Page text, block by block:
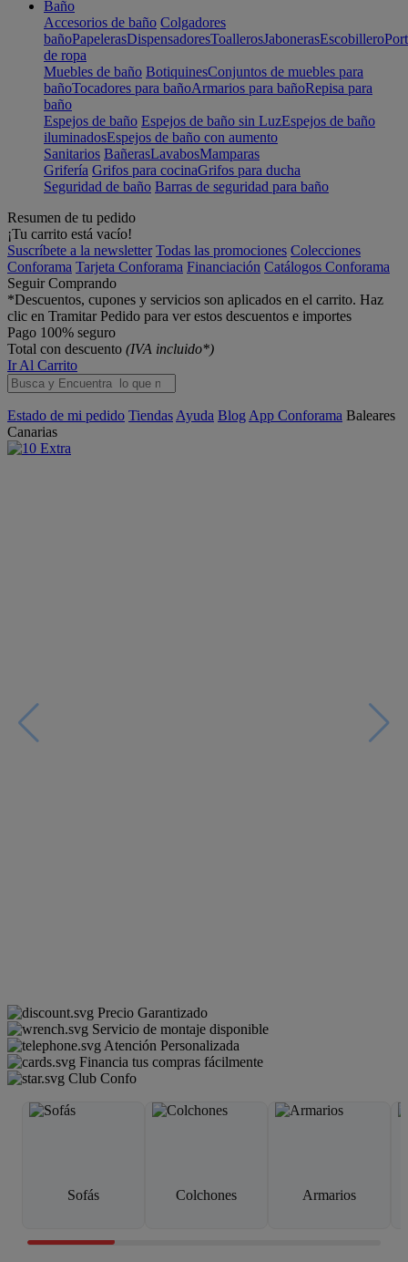
Baño
Accesorios de baño Colgadores
bañoPapelerasDispensadoresToallerosJabonerasEscobillero
de ropa
Muebles de baño BotiquinesConjuntos de muebles para
bañoTocadores para bañoArmarios para bañoRepisa para
baño
Espejos de baño Espejos de baño sin LuzEspejos de baño
iluminadosEspejos de baño con aumento
Sanitarios BañerasLavabosMamparas
Grifería Grifos para cocinaGrifos para ducha
Seguridad de baño Barras de seguridad para baño
Resumen de tu pedido
¡Tu carrito está vacío!
Suscríbete a la newsletter Todas las promociones Colecciones
Conforama Tarjeta Conforama Financiación Catálogos Conforama
Seguir Comprando
*Descuentos, cupones y servicios son aplicados en el carrito. Haz
clic en Tramitar Pedido para ver estos descuentos e importes
Pago 100% seguro
Total con descuento (IVA incluido*)
Ir Al Carrito
Estado de mi pedido Tiendas Ayuda Blog App Conforama Baleares
Canarias
Precio Garantizado
Servicio de montaje disponible
Atención Personalizada
Financia tus compras fácilmente
Club Confo
Sofás Colchones Armarios